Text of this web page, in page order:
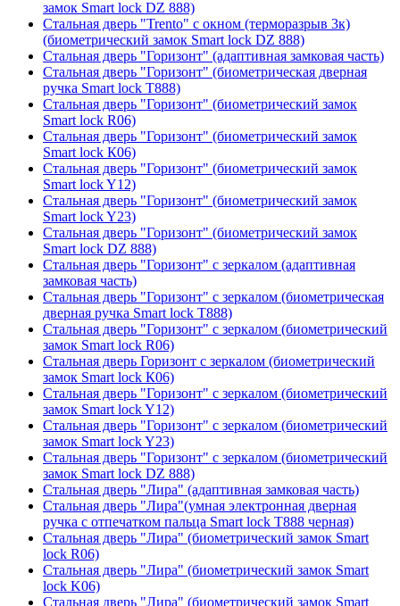
замок Smart lock DZ 888)
Стальная дверь "Trento" с окном (терморазрыв 3к)
(биометрический замок Smart lock DZ 888)
Стальная дверь "Горизонт" (адаптивная замковая часть)
Стальная дверь "Горизонт" (биометрическая дверная
ручка Smart lock T888)
Стальная дверь "Горизонт" (биометрический замок
Smart lock R06)
Стальная дверь "Горизонт" (биометрический замок
Smart lock К06)
Стальная дверь "Горизонт" (биометрический замок
Smart lock Y12)
Стальная дверь "Горизонт" (биометрический замок
Smart lock Y23)
Стальная дверь "Горизонт" (биометрический замок
Smart lock DZ 888)
Стальная дверь "Горизонт" с зеркалом (адаптивная
замковая часть)
Стальная дверь "Горизонт" с зеркалом (биометрическая
дверная ручка Smart lock T888)
Стальная дверь "Горизонт" с зеркалом (биометрический
замок Smart lock R06)
Стальная дверь Горизонт с зеркалом (биометрический
замок Smart lock К06)
Стальная дверь "Горизонт" с зеркалом (биометрический
замок Smart lock Y12)
Стальная дверь "Горизонт" с зеркалом (биометрический
замок Smart lock Y23)
Стальная дверь "Горизонт" с зеркалом (биометрический
замок Smart lock DZ 888)
Стальная дверь "Лира" (адаптивная замковая часть)
Стальная дверь "Лира"(умная электронная дверная
ручка с отпечатком пальца Smart lock T888 черная)
Стальная дверь "Лира" (биометрический замок Smart
lock R06)
Стальная дверь "Лира" (биометрический замок Smart
lock K06)
Стальная дверь "Лира" (биометрический замок Smart